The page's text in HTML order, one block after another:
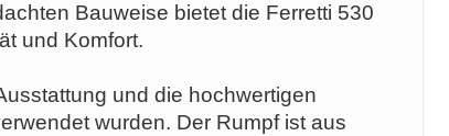
Bauweise bietet die Ferretti 530
und Komfort.
und die hochwertigen
wurden. Der Rumpf ist aus